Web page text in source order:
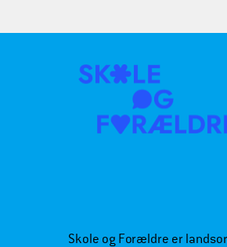
Skole og Forældre er